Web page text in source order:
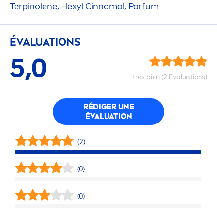
Terpinolene, Hexyl Cinnamal, Parfum
ÉVALUATIONS
5,0 très bien (2 Evaluations)
RÉDIGER UNE
ÉVALUATION
(2)
(0)
(0)